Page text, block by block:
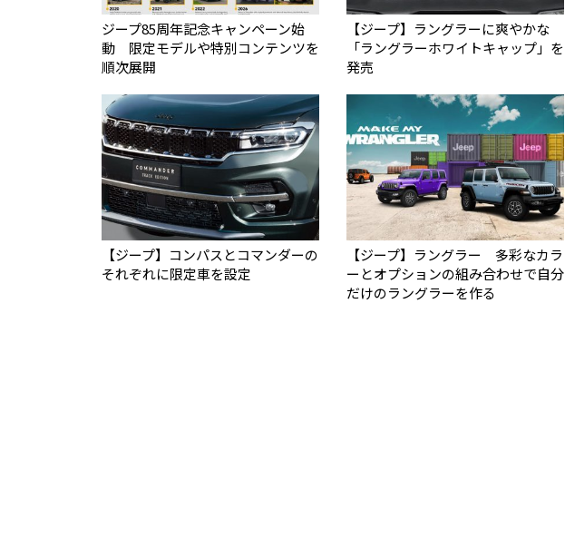
ジープ85周年記念キャンペーン始
動 限定モデルや特別コンテンツを
順次展開
【ジープ】ラングラーに爽やかな
「ラングラーホワイトキャップ」を
発売
【ジープ】コンパスとコマンダーの
それぞれに限定車を設定
【ジープ】ラングラー 多彩なカラ
ーとオプションの組み合わせで自分
だけのラングラーを作る